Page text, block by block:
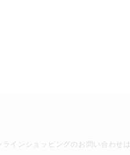
ラインショッピングのお問い合わせは